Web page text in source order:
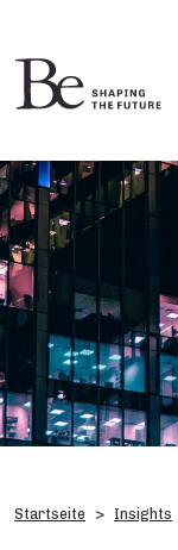
Startseite Insights